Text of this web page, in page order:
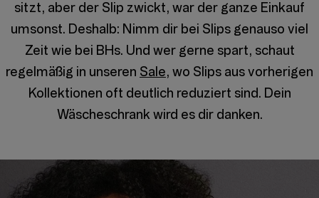
sitzt, aber der Slip zwickt, war der ganze Einkauf
umsonst. Deshalb: Nimm dir bei Slips genauso viel
Zeit wie bei BHs. Und wer gerne spart, schaut
regelmäßig in unseren Sale, wo Slips aus vorherigen
Kollektionen oft deutlich reduziert sind. Dein
Wäscheschrank wird es dir danken.